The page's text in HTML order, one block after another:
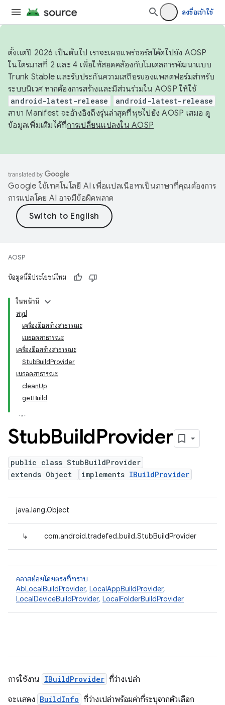
ลงชื่อเข้าใช้
ตั้งแต่ปี 2026 เป็นต้นไป เราจะเผยแพร่ซอร์สโค้ดไปยัง AOSP
ในไตรมาสที่ 2 และ 4 เพื่อให้สอดคล้องกับโมเดลการพัฒนาแบบ
Trunk Stable และรับประกันความเสถียรของแพลตฟอร์มสำหรับ
ระบบนิเวศ หากต้องการสร้างและมีส่วนร่วมใน AOSP ให้ใช้
android-latest-release android-latest-release
สาขา Manifest จะอ้างอิงถึงรุ่นล่าสุดที่พุชไปยัง AOSP เสมอ ดู
ข้อมูลเพิ่มเติมได้ที่การเปลี่ยนแปลงใน AOSP
Google ใช้เทคโนโลยี AI เพื่อแปลเนื้อหาเป็นภาษาที่คุณต้องการ
การแปลโดย AI อาจมีข้อผิดพลาด
AOSP
ข้อมูลนี้มีประโยชน์ไหม
ในหน้านี้
สรุป
เครื่องมือสร้างสาธารณะ
เมธอดสาธารณะ
เครื่องมือสร้างสาธารณะ
StubBuildProvider
เมธอดสาธารณะ
cleanUp
getBuild
StubBuildProvider
public class StubBuildProvider
extends Object
implements IBuildProvider
java.lang.Object
↳ com.android.tradefed.build.StubBuildProvider
คลาสย่อยโดยตรงที่ทราบ
AbLocalBuildProvider, LocalAppBuildProvider,
LocalDeviceBuildProvider, LocalFolderBuildProvider
การใช้งาน IBuildProvider ที่ว่างเปล่า
จะแสดง BuildInfo ที่ว่างเปล่าพร้อมค่าที่ระบุจากตัวเลือก